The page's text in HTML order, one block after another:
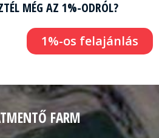
MÉG AZ 1%-ODRÓL?
1%-os felajánlás
FARM